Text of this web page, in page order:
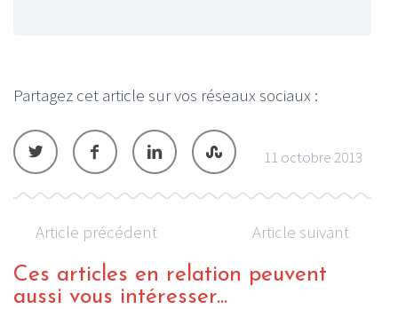
Partagez cet article sur vos réseaux sociaux :
11 octobre 2013
Article précédent Article suivant
Ces articles en relation peuvent
aussi vous intéresser...